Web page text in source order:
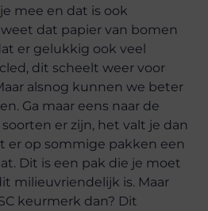
mee en dat is ook
dat papier van bomen
er gelukkig ook veel
dit scheelt weer voor
alsnog kunnen we beter
Ga maar eens naar de
er zijn, het valt je dan
er op sommige pakken een
Dit is een pak die je moet
milieuvriendelijk is. Maar
keurmerk dan? Dit